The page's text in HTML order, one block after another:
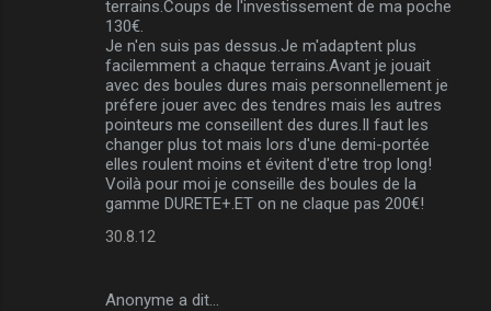
terrains.Coups de l'investissement de ma poche
130€.
Je n'en suis pas dessus.Je m'adaptent plus
facilemment a chaque terrains.Avant je jouait
avec des boules dures mais personnellement je
préfere jouer avec des tendres mais les autres
pointeurs me conseillent des dures.Il faut les
changer plus tot mais lors d'une demi-portée
elles roulent moins et évitent d'etre trop long!
Voilà pour moi je conseille des boules de la
gamme DURETE+.ET on ne claque pas 200€!
30.8.12
Anonyme a dit…